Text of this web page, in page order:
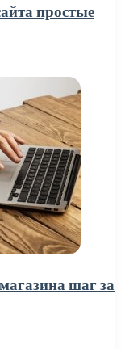
простые
шаг за